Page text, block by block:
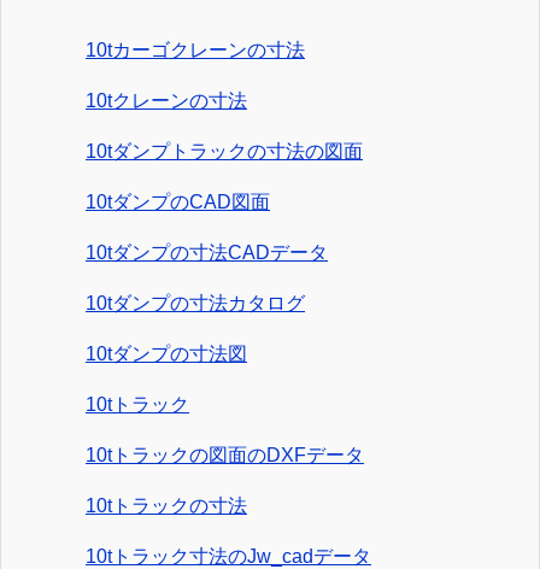
10tカーゴクレーンの寸法
10tクレーンの寸法
10tダンプトラックの寸法の図面
10tダンプのCAD図面
10tダンプの寸法CADデータ
10tダンプの寸法カタログ
10tダンプの寸法図
10tトラック
10tトラックの図面のDXFデータ
10tトラックの寸法
10tトラック寸法のJw_cadデータ